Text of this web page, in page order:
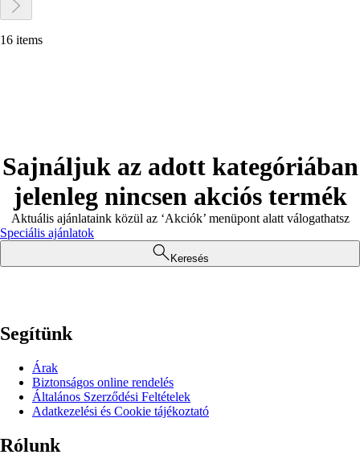
16 items
Sajnáljuk az adott kategóriában
jelenleg nincsen akciós termék
Aktuális ajánlataink közül az ‘Akciók’ menüpont alatt válogathatsz
Speciális ajánlatok
Keresés
Segítünk
Árak
Biztonságos online rendelés
Általános Szerződési Feltételek
Adatkezelési és Cookie tájékoztató
Rólunk